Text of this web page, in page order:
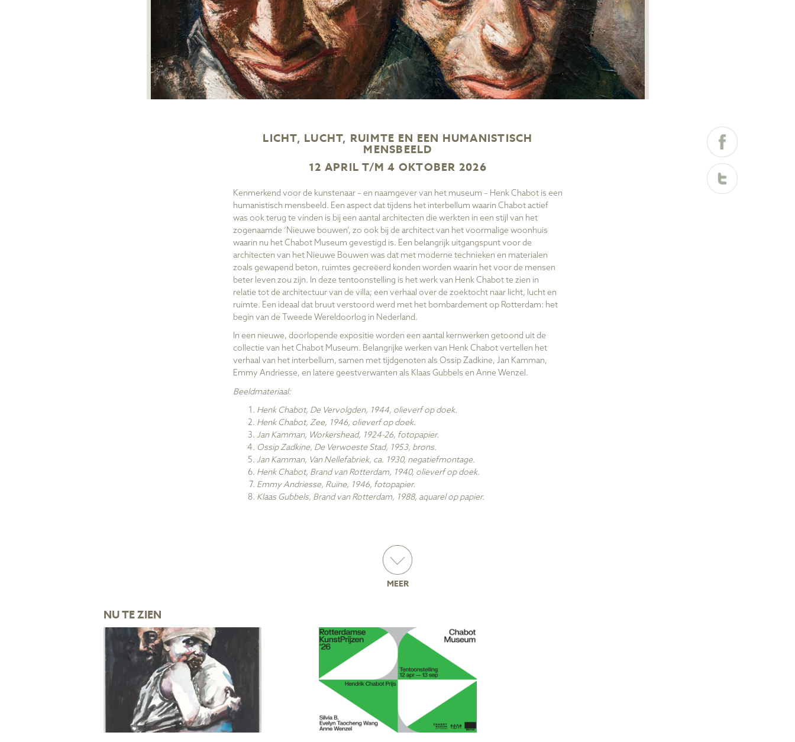
LICHT, LUCHT, RUIMTE EN EEN HUMANISTISCH
MENSBEELD
12 APRIL T/M 4 OKTOBER 2026
Kenmerkend voor de kunstenaar – en naamgever van het museum – Henk Chabot is een
humanistisch mensbeeld. Een aspect dat tijdens het interbellum waarin Chabot actief
was ook terug te vinden is bij een aantal architecten die werkten in een stijl van het
zogenaamde ‘Nieuwe bouwen’, zo ook bij de architect van het voormalige woonhuis
waarin nu het Chabot Museum gevestigd is. Een belangrijk uitgangspunt voor de
architecten van het Nieuwe Bouwen was dat met moderne technieken en materialen
zoals gewapend beton, ruimtes gecreëerd konden worden waarin het voor de mensen
beter leven zou zijn. In deze tentoonstelling is het werkvan Henk Chabotte zien in
relatie tot de architectuur van de villa; een verhaal over de zoektocht naar licht, lucht en
ruimte. Een ideaal dat bruut verstoord werd met het bombardement op Rotterdam: het
begin van de Tweede Wereldoorlog in Nederland.
In een nieuwe, doorlopende expositie worden een aantal kernwerken getoond uit de
collectie van het Chabot Museum. Belangrijke werken van Henk Chabot vertellen het
verhaal van het interbellum, samen met tijdgenoten als Ossip Zadkine, Jan Kamman,
Emmy Andriesse, en latere geestverwanten als Klaas Gubbels en Anne Wenzel.
Beeldmateriaal:
Henk Chabot, De Vervolgden, 1944, olieverf op doek.
Henk Chabot, Zee, 1946, olieverf op doek.
Jan Kamman, Workershead, 1924-26, fotopapier.
Ossip Zadkine, De Verwoeste Stad, 1953, brons.
Jan Kamman, Van Nellefabriek, ca. 1930, negatiefmontage.
Henk Chabot, Brand van Rotterdam, 1940, olieverf op doek.
Emmy Andriesse, Ruïne, 1946, fotopapier.
Klaas Gubbels, Brand van Rotterdam, 1988, aquarel op papier.
MEER
NU TE ZIEN